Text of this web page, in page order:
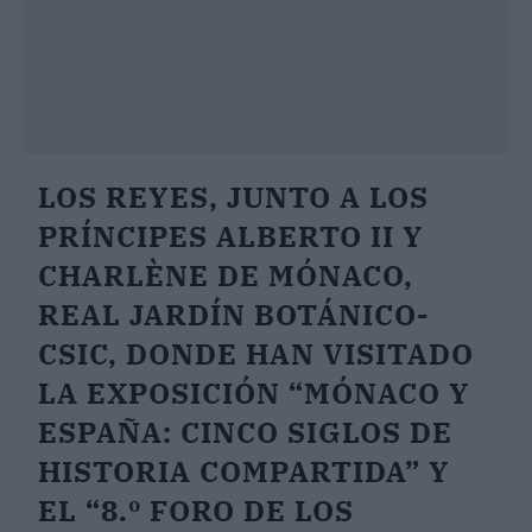
LOS REYES, JUNTO A LOS
PRÍNCIPES ALBERTO II Y
CHARLÈNE DE MÓNACO,
REAL JARDÍN BOTÁNICO-
CSIC, DONDE HAN VISITADO
LA EXPOSICIÓN “MÓNACO Y
ESPAÑA: CINCO SIGLOS DE
HISTORIA COMPARTIDA” Y
EL “8.º FORO DE LOS